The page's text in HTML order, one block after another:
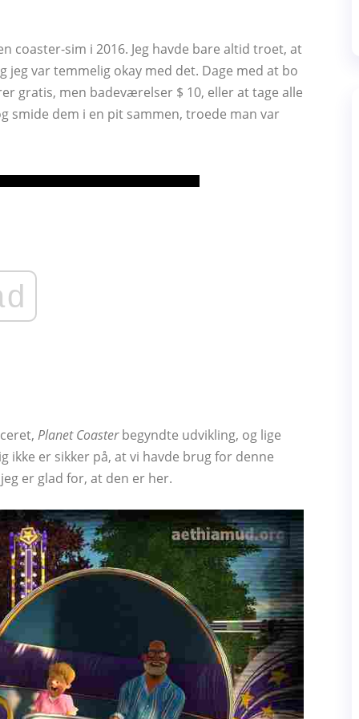
coaster-sim i 2016. Jeg havde bare altid troet, at
var temmelig okay med det. Dage med at bo
gratis, men badeværelser $ 10, eller at tage alle
smide dem i en pit sammen, troede man var
Planet Coasterbegyndte udvikling, og lige
ikke er sikker på, at vi havde brug for denne
er glad for, at den er her.